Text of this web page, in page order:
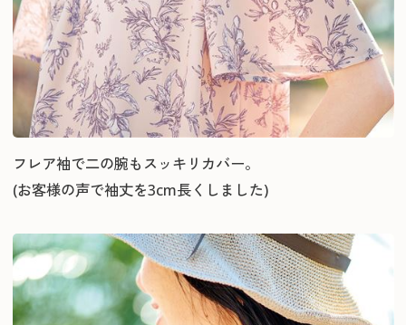
フレア袖で二の腕もスッキリカバー。
(お客様の声で袖丈を3cm長くしました)